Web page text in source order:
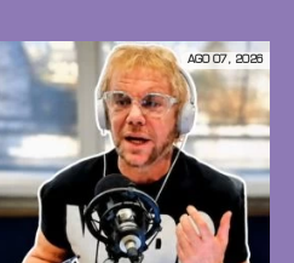
AGO 07, 2026